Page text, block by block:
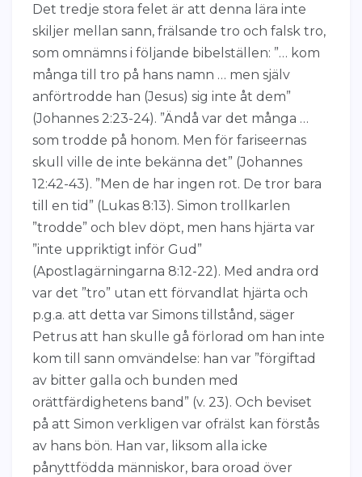
Det tredje stora felet är att denna lära inte
skiljer mellan sann, frälsande tro och falsk tro,
som omnämns i följande bibelställen: ”… kom
många till tro på hans namn … men själv
anförtrodde han (Jesus) sig inte åt dem”
(Johannes 2:23-24). ”Ändå var det många …
som trodde på honom. Men för fariseernas
skull ville de inte bekänna det” (Johannes
12:42-43). ”Men de har ingen rot. De tror bara
till en tid” (Lukas 8:13). Simon trollkarlen
”trodde” och blev döpt, men hans hjärta var
”inte uppriktigt inför Gud”
(Apostlagärningarna 8:12-22). Med andra ord
var det ”tro” utan ett förvandlat hjärta och
p.g.a. att detta var Simons tillstånd, säger
Petrus att han skulle gå förlorad om han inte
kom till sann omvändelse: han var ”förgiftad
av bitter galla och bunden med
orättfärdighetens band” (v. 23). Och beviset
på att Simon verkligen var ofrälst kan förstås
av hans bön. Han var, liksom alla icke
pånyttfödda människor, bara oroad över